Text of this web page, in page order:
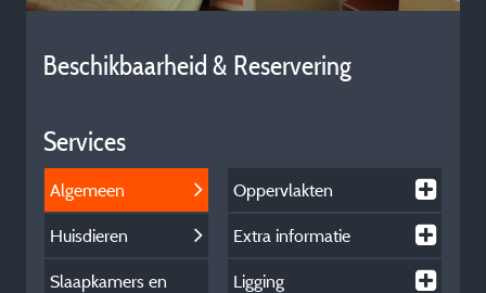
Beschikbaarheid & Reservering
Services
Algemeen
Huisdieren
Slaapkamers en
Oppervlakten
Extra informatie
Ligging